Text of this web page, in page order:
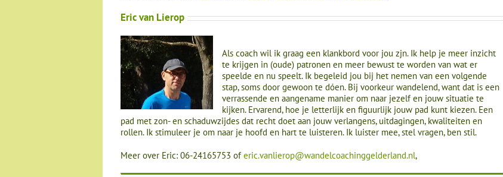
Eric van Lierop
Als coach wil ik graag een klankbord voor jou zjn. Ik help je meer inzicht
te krijgen in (oude) patronen en meer bewust te worden van wat er
speelde en nu speelt. Ik begeleid jou bij het nemen van een volgende
stap, soms door gewoon te dóen. Bij voorkeur wandelend, want dat is een
verrassende en aangename manier om naar jezelf en jouw situatie te
kijken. Ervarend, hoe je letterlijk en figuurlijk jouw pad kunt kiezen. Een
pad met zon- en schaduwzijdes dat recht doet aan jouw verlangens, uitdagingen, kwaliteiten en
rollen. Ik stimuleer je om naar je hoofd en hart te luisteren. Ik luister mee, stel vragen, ben stil.
Meer over Eric: 06-24165753 oferic.vanlierop@wandelcoachinggelderland.nl,